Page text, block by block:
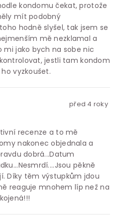
kondomu čekat, protože
mít podobný
hodně slyšel, tak jsem se
mě nezklamal a
mi jako bych na sobe nic
jestli tam kondom
vyzkoušet.
před 4 roky
recenze a to mě
nakonec objednala a
dobrá...Datum
pěkně
Díky těm výstupkům jdou
reaguje mnohem líp než na